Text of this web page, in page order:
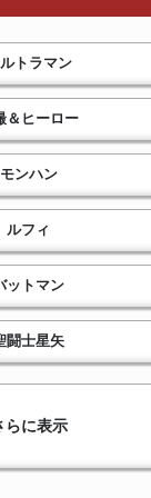
トラマン
＆ヒーロー
モンハン
ルフィ
ットマン
闘士星矢
らに表示